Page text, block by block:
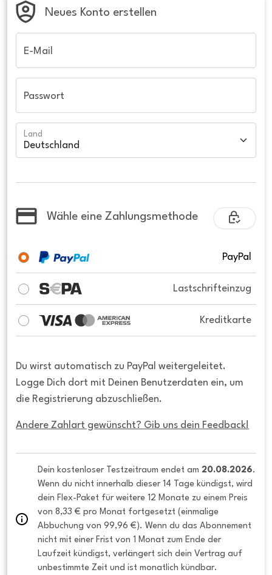
Neues Konto erstellen
E-Mail
Passwort
Land
Wähle eine Zahlungsmethode
PayPal
Lastschrifteinzug
Kreditkarte
Du wirst automatisch zu PayPal weitergeleitet.
Logge Dich dort mit Deinen Benutzerdaten ein, um
die Registrierung abzuschließen.
Andere Zahlart gewünscht? Gib uns dein Feedback!
Dein kostenloser Testzeitraum endet am 20.08.2026.
Wenn du nicht innerhalb dieser 14 Tage kündigst, wird
dein Flex-Paket für weitere 12 Monate zu einem Preis
von 8,33 € pro Monat fortgesetzt (einmalige
Abbuchung von 99,96 €). Wenn du das Abonnement
nicht mit einer Frist von 1 Monat zum Ende der
Laufzeit kündigst, verlängert sich dein Vertrag auf
unbestimmte Zeit und ist monatlich kündbar.